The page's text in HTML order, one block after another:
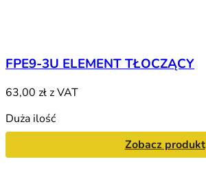
FPE9-3U ELEMENT TŁOCZĄCY
63,00 złz VAT
Duża ilość
Zobacz produkt